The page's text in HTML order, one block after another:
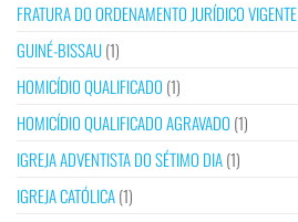
FRATURA DO ORDENAMENTO JURÍDICO VIGENTE
GUINÉ-BISSAU(1)
HOMICÍDIO QUALIFICADO (1)
HOMICÍDIO QUALIFICADO AGRAVADO (1)
IGREJA ADVENTISTA DO SÉTIMO DIA(1)
IGREJA CATÓLICA(1)